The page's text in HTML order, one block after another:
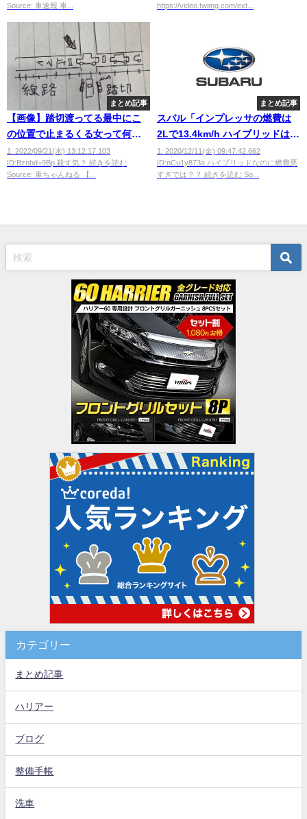
Source: 車速報 車...
https://video.twimg.com/ext...
まとめ記事
【画像】踏切渡ってる最中にこ
の位置で止まるくる女って何考
えてるの？
1: 2022/09/21(水) 13:12:17.103
ID:Bznbd+9Bp 殺す気？ 続きを読む
Source: 車ちゃんねる 【...
まとめ記事
スバル「インプレッサの燃費は
2Lで13.4km/h ハイブリッドは
15.2km/hです！！」←コレｗｗ
ｗｗｗwwww
1: 2020/12/11(金) 09:47:42.662
ID:nCu1y873a ハイブリッドなのに燃費悪
すぎでは？？ 続きを読む So...
カテゴリー
まとめ記事
ハリアー
ブログ
整備手帳
洗車